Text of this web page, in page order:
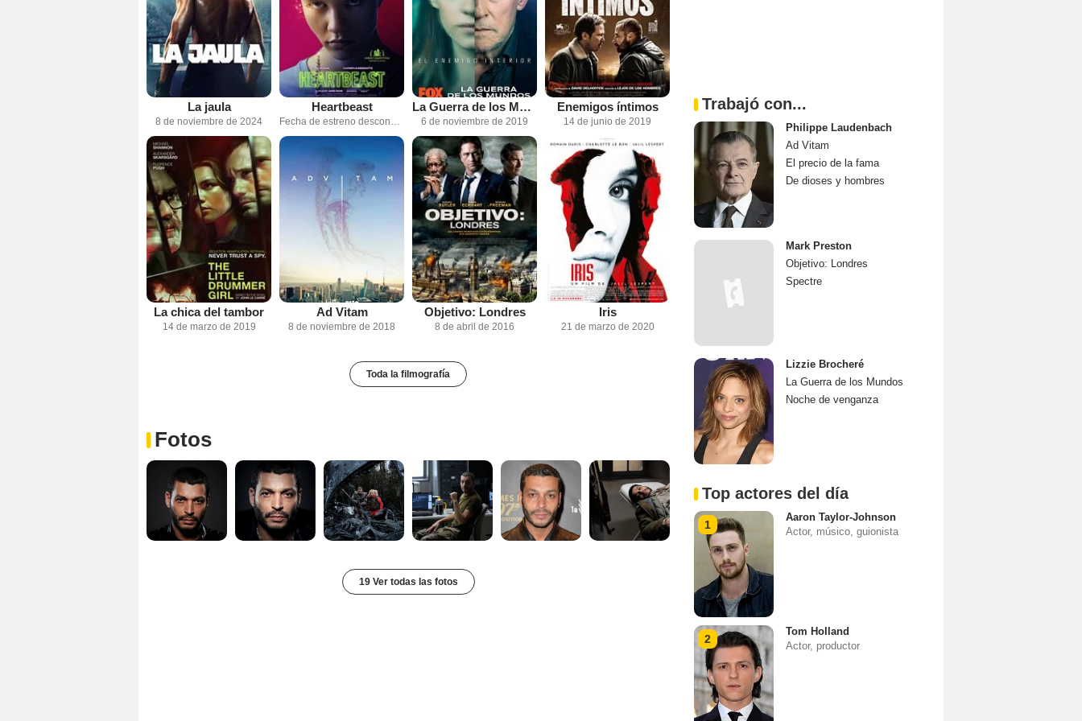
La jaula
8 de noviembre de 2024
Heartbeast
Fecha de estreno desconocida
La Guerra de los Mundos
6 de noviembre de 2019
Enemigos íntimos
14 de junio de 2019
La chica del tambor
14 de marzo de 2019
Ad Vitam
8 de noviembre de 2018
Objetivo: Londres
8 de abril de 2016
Iris
21 de marzo de 2020
Toda la filmografía
Fotos
19 Ver todas las fotos
Trabajó con...
Philippe Laudenbach
Ad Vitam
El precio de la fama
De dioses y hombres
Mark Preston
Objetivo: Londres
Spectre
Lizzie Brocheré
La Guerra de los Mundos
Noche de venganza
Top actores del día
1
Aaron Taylor-Johnson
Actor, músico, guionista
2
Tom Holland
Actor, productor